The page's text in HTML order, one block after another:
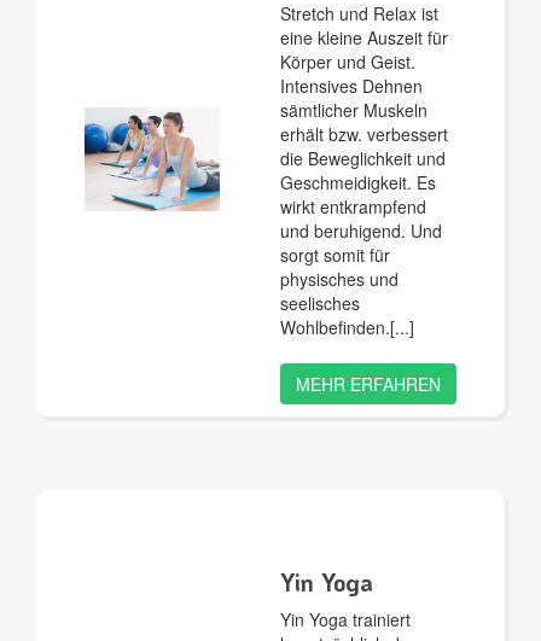
Stretch und Relax ist
eine kleine Auszeit für
Körper und Geist.
Intensives Dehnen
sämtlicher Muskeln
erhält bzw. verbessert
die Beweglichkeit und
Geschmeidigkeit. Es
wirkt entkrampfend
und beruhigend. Und
sorgt somit für
physisches und
seelisches
Wohlbefinden.
MEHR ERFAHREN
Yin Yoga
Yin Yoga trainiert